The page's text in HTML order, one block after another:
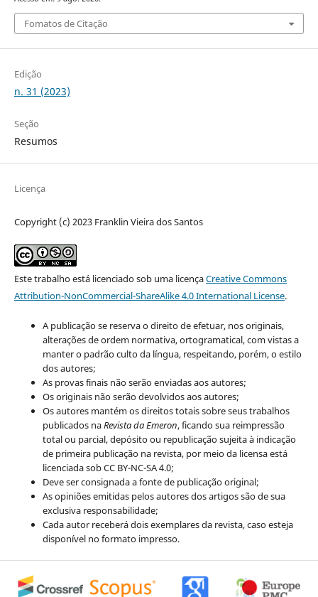
Fomatos de Citação
Edição
n. 31 (2023)
Seção
Resumos
Licença
Copyright (c) 2023 Franklin Vieira dos Santos
Este trabalho está licenciado sob uma licençaCreative Commons
Attribution-NonCommercial-ShareAlike 4.0 International License.
A publicação se reserva o direito de efetuar, nos originais,
alterações de ordem normativa, ortogramatical, com vistas a
manter o padrão culto da língua, respeitando, porém, o estilo
dos autores;
As provas finais não serão enviadas aos autores;
Os originais não serão devolvidos aos autores;
Os autores mantém os direitos totais sobre seus trabalhos
publicados naRevista da Emeron, ficando sua reimpressão
total ou parcial, depósito ou republicação sujeita à indicação
de primeira publicação na revista, por meio da licensa está
licenciada sob CC BY-NC-SA 4.0;
Deve ser consignada a fonte de publicação original;
As opiniões emitidas pelos autores dos artigos são de sua
exclusiva responsabilidade;
Cada autor receberá dois exemplares da revista, caso esteja
disponível no formato impresso.